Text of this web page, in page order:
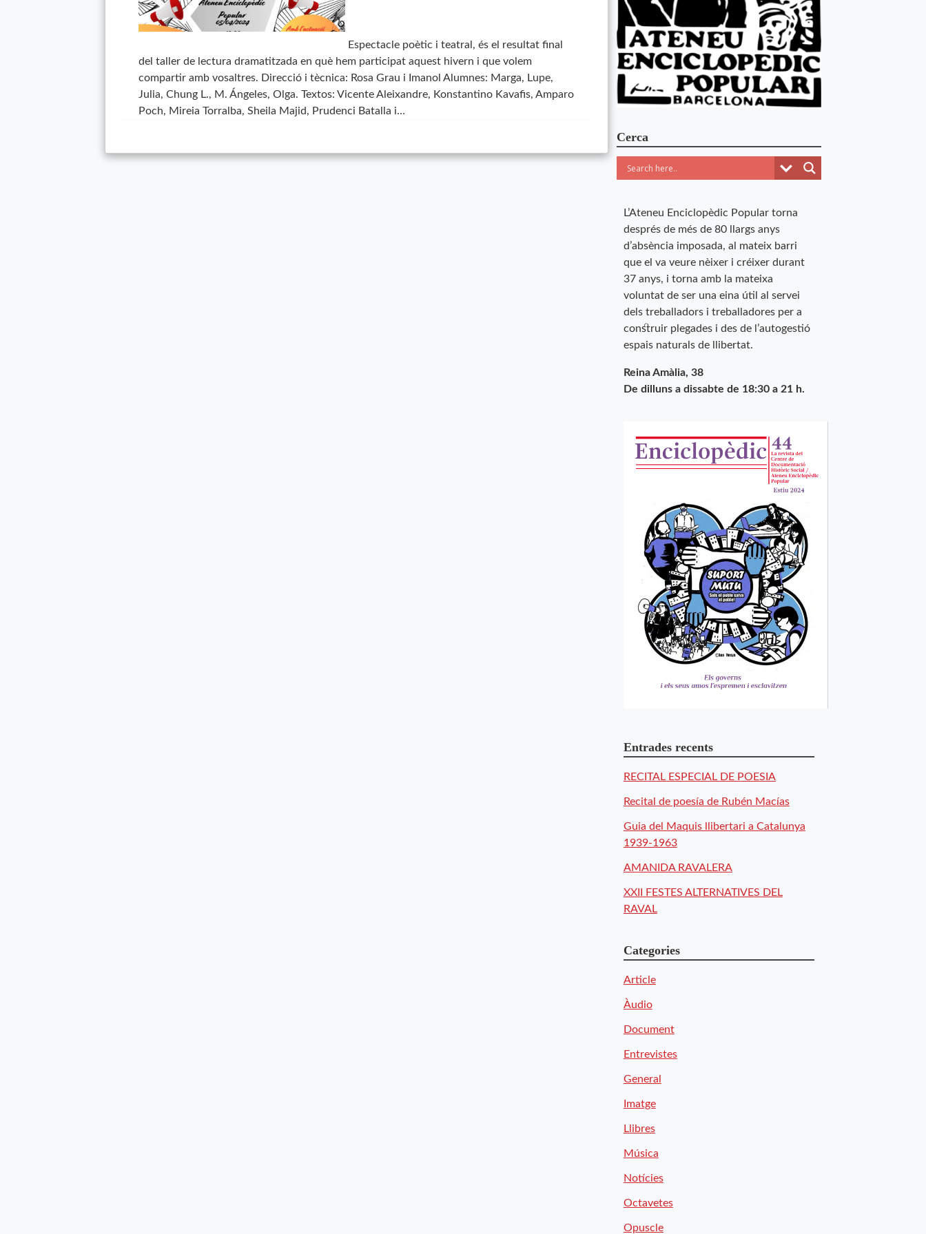
Espectacle poètic i teatral, és el resultat final
del taller de lectura dramatitzada en què hem participat aquest hivern i que volem
compartir amb vosaltres. Direcció i tècnica: Rosa Grau i Imanol Alumnes: Marga, Lupe,
Julia, Chung L., M. Ángeles, Olga. Textos: Vicente Aleixandre, Konstantino Kavafis, Amparo
Poch, Mireia Torralba, Sheila Majid, Prudenci Batalla i…
Cerca
L’Ateneu Enciclopèdic Popular torna
després de més de 80 llargs anys
d’absència imposada, al mateix barri
que el va veure nèixer i créixer durant
37 anys, i torna amb la mateixa
voluntat de ser una eina útil al servei
dels treballadors i treballadores per a
construir plegades i des de l’autogestió
espais naturals de llibertat.
Reina Amàlia, 38
De dilluns a dissabte de 18:30 a 21 h.
Entrades recents
RECITAL ESPECIAL DE POESIA
Recital de poesía de Rubén Macías
Guia del Maquis llibertari a Catalunya
1939-1963
AMANIDA RAVALERA
XXII FESTES ALTERNATIVES DEL
RAVAL
Categories
Article
Àudio
Document
Entrevistes
General
Imatge
Llibres
Música
Notícies
Octavetes
Opuscle